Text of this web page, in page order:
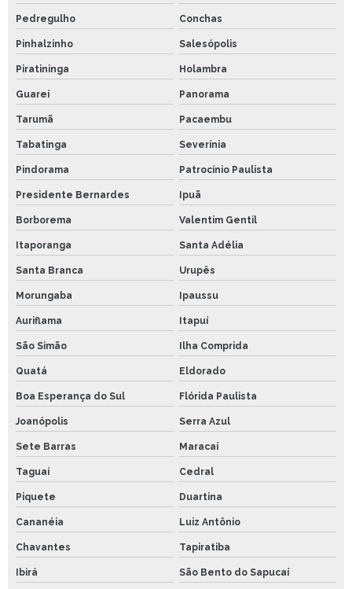
Pedregulho Conchas
Pinhalzinho Salesópolis
Piratininga Holambra
Guareí Panorama
Tarumã Pacaembu
Tabatinga Severínia
Pindorama Patrocínio Paulista
Presidente Bernardes Ipuã
Borborema Valentim Gentil
Itaporanga Santa Adélia
Santa Branca Urupês
Morungaba Ipaussu
Auriflama Itapuí
São Simão Ilha Comprida
Quatá Eldorado
Boa Esperança do Sul Flórida Paulista
Joanópolis Serra Azul
Sete Barras Maracaí
Taguaí Cedral
Piquete Duartina
Cananéia Luiz Antônio
Chavantes Tapiratiba
Ibirá São Bento do Sapucaí